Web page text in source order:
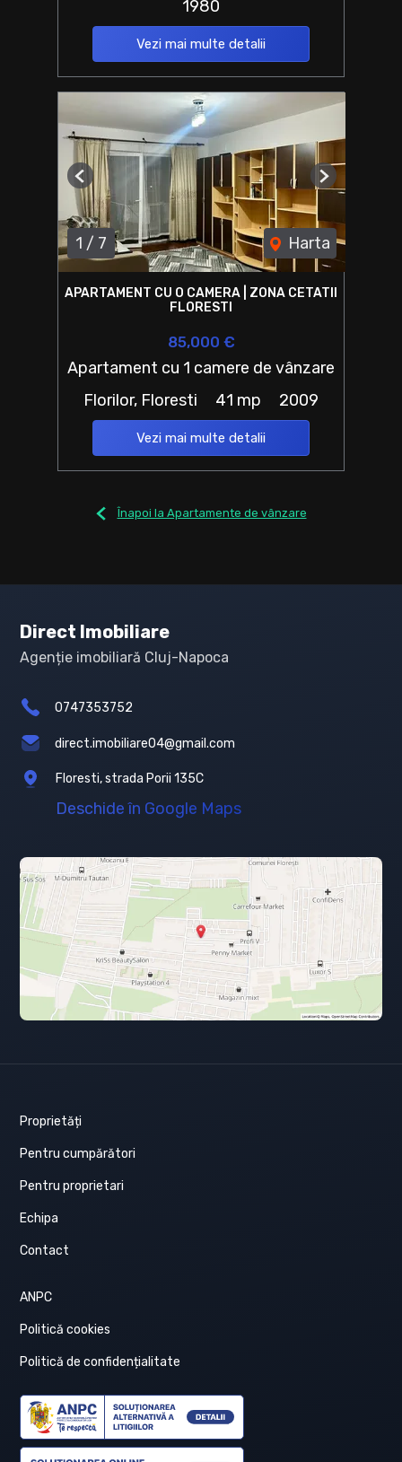
1980
Vezi mai multe detalii
1 / 7 Harta
Previous Next
APARTAMENT CU O CAMERA | ZONA CETATII
FLORESTI
85,000 €
Apartament cu 1 camere de vânzare
Florilor, Floresti
41 mp 2009
Vezi mai multe detalii
Înapoi la Apartamente de vânzare
Direct Imobiliare
Agenție imobiliară Cluj-Napoca
0747353752
direct.imobiliare04@gmail.com
Floresti, strada Porii 135C
Deschide în Google Maps
Proprietăți
Pentru cumpărători
Pentru proprietari
Echipa
Contact
ANPC
Politică cookies
Politică de confidențialitate